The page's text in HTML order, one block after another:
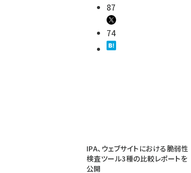
87
74
IPA、ウェブサイトにおける脆弱性
検査ツール3種の比較レポートを
公開